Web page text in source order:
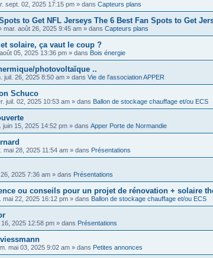
sept. 02, 2025 17:15 pm » dans Capteurs plans
to Get NFL Jerseys The 6 Best Fan Spots to Get
mar. août 26, 2025 9:45 am » dans Capteurs plans
solaire, ça vaut le coup ?
05, 2025 13:36 pm » dans Bois énergie
photovoltaïque ..
juil. 26, 2025 8:50 am » dans Vie de l'association APPER
Schuco
juil. 02, 2025 10:53 am » dans Ballon de stockage chauffage et/ou ECS
juin 15, 2025 14:52 pm » dans Apper Porte de Normandie
mai 28, 2025 11:54 am » dans Présentations
2025 7:36 am » dans Présentations
ou conseils pour un projet de rénovation + solaire
mai 22, 2025 16:12 pm » dans Ballon de stockage chauffage et/ou ECS
2025 12:58 pm » dans Présentations
mai 03, 2025 9:02 am » dans Petites annonces